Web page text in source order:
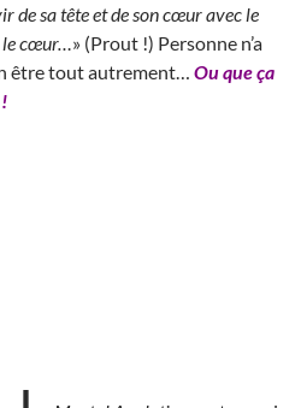
de sa tête et de son cœur avec le
cœur… » (Prout !) Personne n’a
être tout autrement… Ou que ça